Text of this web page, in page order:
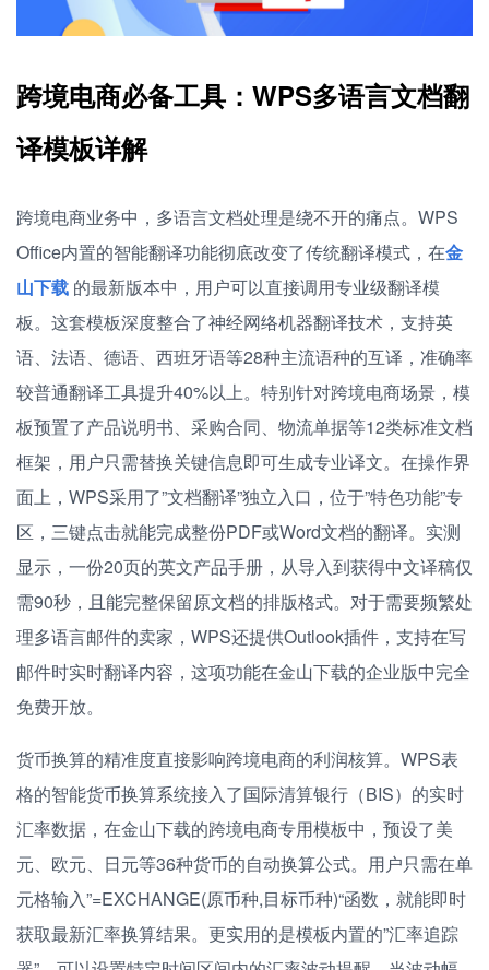
跨境电商必备工具：WPS多语言文档翻
译模板详解
跨境电商业务中，多语言文档处理是绕不开的痛点。WPS
Office内置的智能翻译功能彻底改变了传统翻译模式，在金
山下载 的最新版本中，用户可以直接调用专业级翻译模
板。这套模板深度整合了神经网络机器翻译技术，支持英
语、法语、德语、西班牙语等28种主流语种的互译，准确率
较普通翻译工具提升40%以上。特别针对跨境电商场景，模
板预置了产品说明书、采购合同、物流单据等12类标准文档
框架，用户只需替换关键信息即可生成专业译文。在操作界
面上，WPS采用了”文档翻译”独立入口，位于”特色功能”专
区，三键点击就能完成整份PDF或Word文档的翻译。实测
显示，一份20页的英文产品手册，从导入到获得中文译稿仅
需90秒，且能完整保留原文档的排版格式。对于需要频繁处
理多语言邮件的卖家，WPS还提供Outlook插件，支持在写
邮件时实时翻译内容，这项功能在金山下载的企业版中完全
免费开放。
货币换算的精准度直接影响跨境电商的利润核算。WPS表
格的智能货币换算系统接入了国际清算银行（BIS）的实时
汇率数据，在金山下载的跨境电商专用模板中，预设了美
元、欧元、日元等36种货币的自动换算公式。用户只需在单
元格输入”=EXCHANGE(原币种,目标币种)“函数，就能即时
获取最新汇率换算结果。更实用的是模板内置的”汇率追踪